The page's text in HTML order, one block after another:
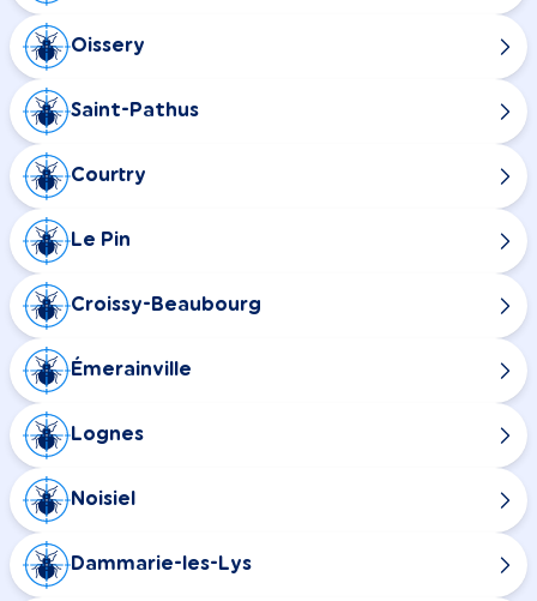
Oissery
Saint-Pathus
Courtry
Le Pin
Croissy-Beaubourg
Émerainville
Lognes
Noisiel
Dammarie-les-Lys